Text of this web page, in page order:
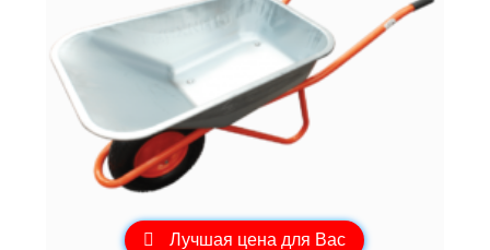
Лучшая цена для Вас